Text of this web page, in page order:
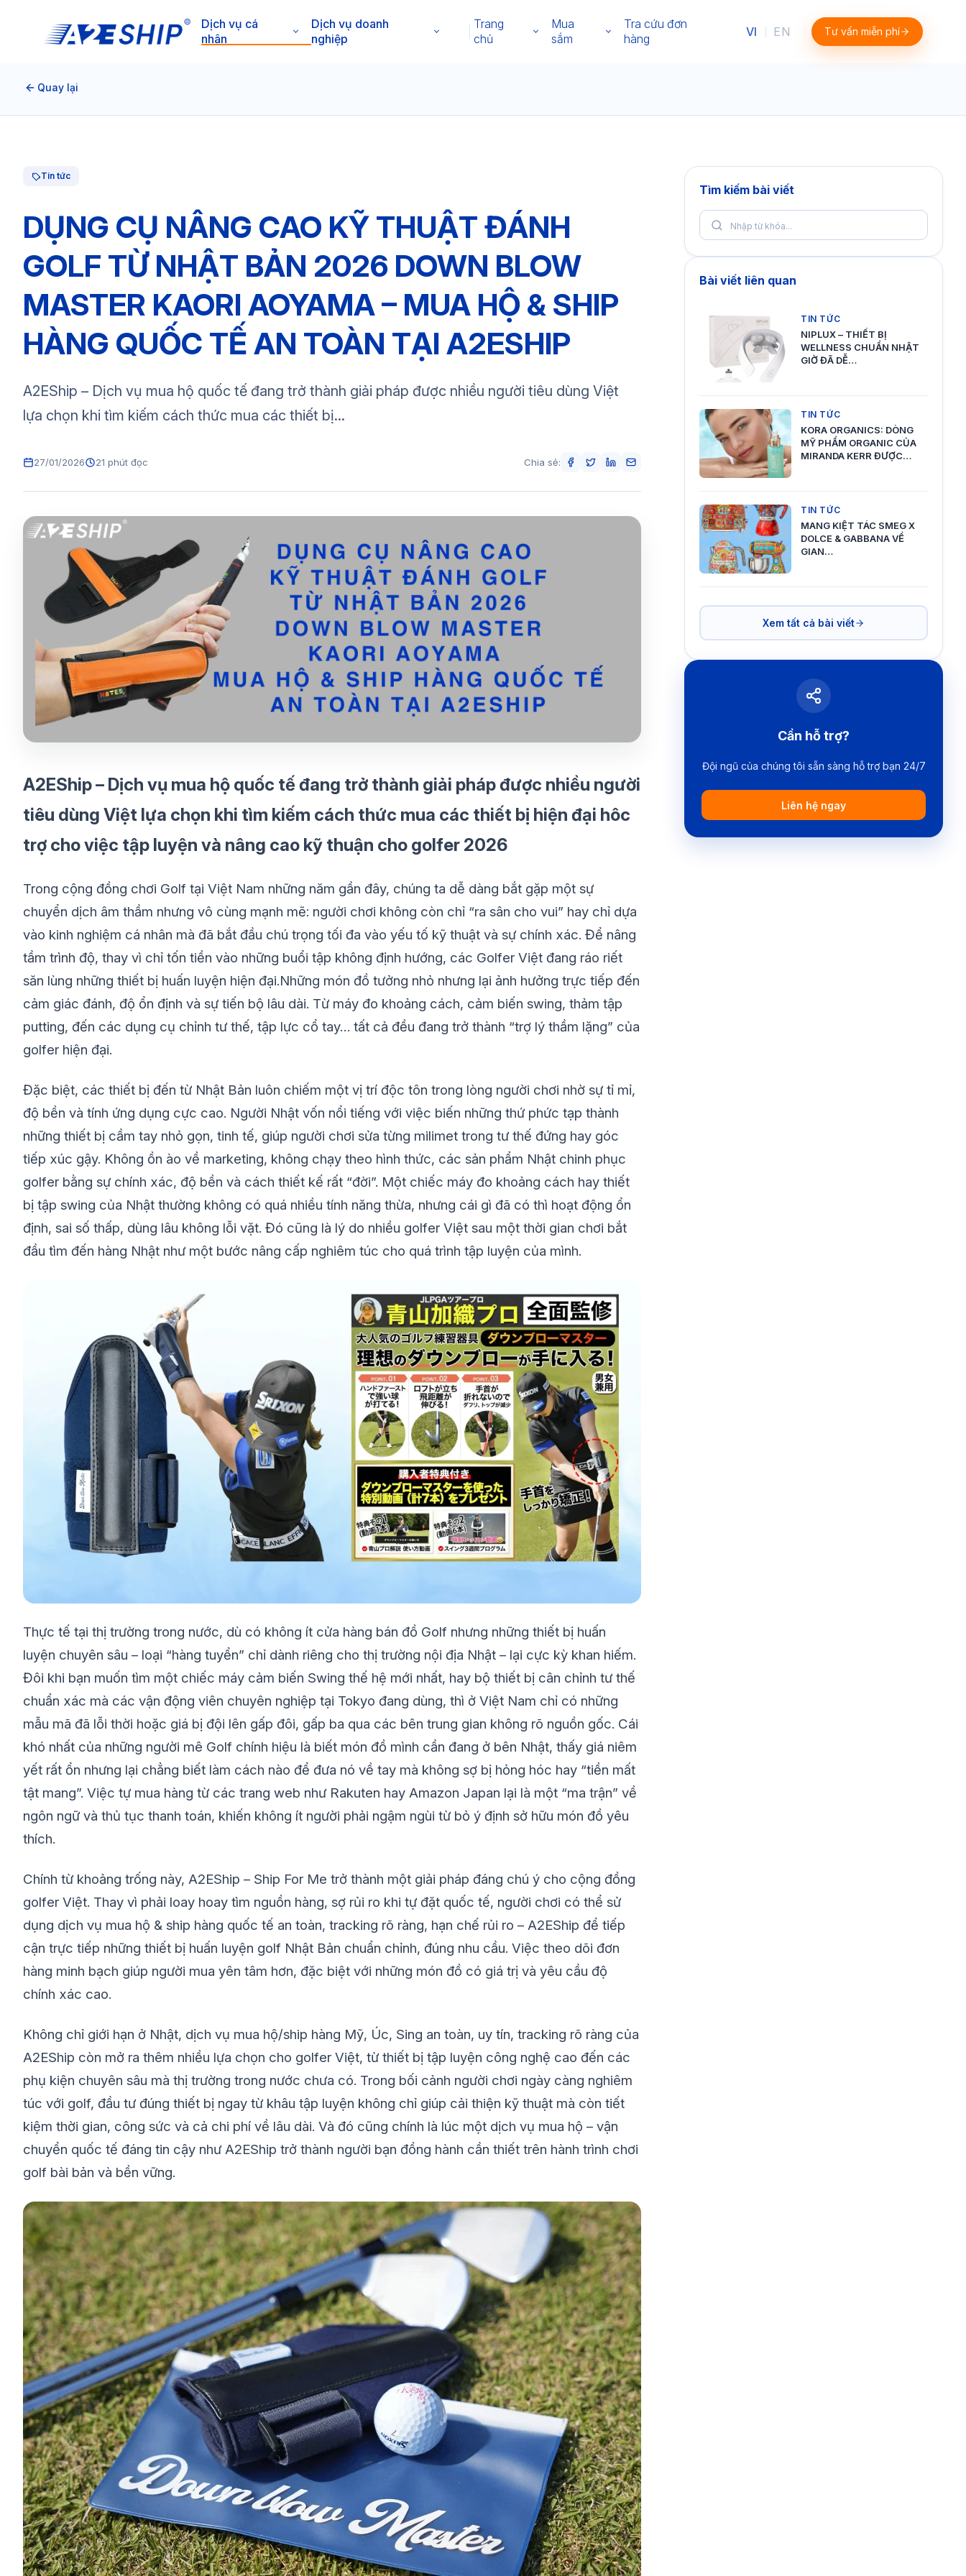
Dịch vụ cá
nhân
Dịch vụ doanh
nghiệp
Trang
chủ
Mua
sắm
Tra cứu đơn
hàng
VI EN Tư vấn miễn phí
Quay lại
Tin tức
DỤNG CỤ NÂNG CAO KỸ THUẬT ĐÁNH
GOLF TỪ NHẬT BẢN 2026 DOWN BLOW
MASTER KAORI AOYAMA – MUA HỘ & SHIP
HÀNG QUỐC TẾ AN TOÀN TẠI A2ESHIP
A2EShip – Dịch vụ mua hộ quốc tế đang trở thành giải pháp được nhiều người tiêu dùng Việt
lựa chọn khi tìm kiếm cách thức mua các thiết bị...
27/01/2026 21 phút đọc Chia sẻ:
A2EShip – Dịch vụ mua hộ quốc tế đang trở thành giải pháp được nhiều người
tiêu dùng Việt lựa chọn khi tìm kiếm cách thức mua các thiết bị hiện đại hôc
trợ cho việc tập luyện và nâng cao kỹ thuận cho golfer 2026
Trong cộng đồng chơi Golf tại Việt Nam những năm gần đây, chúng ta dễ dàng bắt gặp một sự
chuyển dịch âm thầm nhưng vô cùng mạnh mẽ: người chơi không còn chỉ “ra sân cho vui” hay chỉ dựa
vào kinh nghiệm cá nhân mà đã bắt đầu chú trọng tối đa vào yếu tố kỹ thuật và sự chính xác. Để nâng
tầm trình độ, thay vì chỉ tốn tiền vào những buổi tập không định hướng, các Golfer Việt đang ráo riết
săn lùng những thiết bị huấn luyện hiện đại.Những món đồ tưởng nhỏ nhưng lại ảnh hưởng trực tiếp đến
cảm giác đánh, độ ổn định và sự tiến bộ lâu dài. Từ máy đo khoảng cách, cảm biến swing, thảm tập
putting, đến các dụng cụ chỉnh tư thế, tập lực cổ tay… tất cả đều đang trở thành “trợ lý thầm lặng” của
golfer hiện đại.
Đặc biệt, các thiết bị đến từ Nhật Bản luôn chiếm một vị trí độc tôn trong lòng người chơi nhờ sự tỉ mỉ,
độ bền và tính ứng dụng cực cao. Người Nhật vốn nổi tiếng với việc biến những thứ phức tạp thành
những thiết bị cầm tay nhỏ gọn, tinh tế, giúp người chơi sửa từng milimet trong tư thế đứng hay góc
tiếp xúc gậy. Không ồn ào về marketing, không chạy theo hình thức, các sản phẩm Nhật chinh phục
golfer bằng sự chính xác, độ bền và cách thiết kế rất “đời”. Một chiếc máy đo khoảng cách hay thiết
bị tập swing của Nhật thường không có quá nhiều tính năng thừa, nhưng cái gì đã có thì hoạt động ổn
định, sai số thấp, dùng lâu không lỗi vặt. Đó cũng là lý do nhiều golfer Việt sau một thời gian chơi bắt
đầu tìm đến hàng Nhật như một bước nâng cấp nghiêm túc cho quá trình tập luyện của mình.
Thực tế tại thị trường trong nước, dù có không ít cửa hàng bán đồ Golf nhưng những thiết bị huấn
luyện chuyên sâu – loại “hàng tuyển” chỉ dành riêng cho thị trường nội địa Nhật – lại cực kỳ khan hiếm.
Đôi khi bạn muốn tìm một chiếc máy cảm biến Swing thế hệ mới nhất, hay bộ thiết bị cân chỉnh tư thế
chuẩn xác mà các vận động viên chuyên nghiệp tại Tokyo đang dùng, thì ở Việt Nam chỉ có những
mẫu mã đã lỗi thời hoặc giá bị đội lên gấp đôi, gấp ba qua các bên trung gian không rõ nguồn gốc. Cái
khó nhất của những người mê Golf chính hiệu là biết món đồ mình cần đang ở bên Nhật, thấy giá niêm
yết rất ổn nhưng lại chẳng biết làm cách nào để đưa nó về tay mà không sợ bị hỏng hóc hay “tiền mất
tật mang”. Việc tự mua hàng từ các trang web như Rakuten hay Amazon Japan lại là một “ma trận” về
ngôn ngữ và thủ tục thanh toán, khiến không ít người phải ngậm ngùi từ bỏ ý định sở hữu món đồ yêu
thích.
Chính từ khoảng trống này, A2EShip – Ship For Me trở thành một giải pháp đáng chú ý cho cộng đồng
golfer Việt. Thay vì phải loay hoay tìm nguồn hàng, sợ rủi ro khi tự đặt quốc tế, người chơi có thể sử
dụng dịch vụ mua hộ & ship hàng quốc tế an toàn, tracking rõ ràng, hạn chế rủi ro – A2EShip để tiếp
cận trực tiếp những thiết bị huấn luyện golf Nhật Bản chuẩn chỉnh, đúng nhu cầu. Việc theo dõi đơn
hàng minh bạch giúp người mua yên tâm hơn, đặc biệt với những món đồ có giá trị và yêu cầu độ
chính xác cao.
Không chỉ giới hạn ở Nhật, dịch vụ mua hộ/ship hàng Mỹ, Úc, Sing an toàn, uy tín, tracking rõ ràng của
A2EShip còn mở ra thêm nhiều lựa chọn cho golfer Việt, từ thiết bị tập luyện công nghệ cao đến các
phụ kiện chuyên sâu mà thị trường trong nước chưa có. Trong bối cảnh người chơi ngày càng nghiêm
túc với golf, đầu tư đúng thiết bị ngay từ khâu tập luyện không chỉ giúp cải thiện kỹ thuật mà còn tiết
kiệm thời gian, công sức và cả chi phí về lâu dài. Và đó cũng chính là lúc một dịch vụ mua hộ – vận
chuyển quốc tế đáng tin cậy như A2EShip trở thành người bạn đồng hành cần thiết trên hành trình chơi
golf bài bản và bền vững.
Tìm kiếm bài viết
Bài viết liên quan
TIN TỨC
NIPLUX – THIẾT BỊ
WELLNESS CHUẨN NHẬT
GIỜ ĐÃ DỄ…
TIN TỨC
KORA ORGANICS: DÒNG
MỸ PHẨM ORGANIC CỦA
MIRANDA KERR ĐƯỢC…
TIN TỨC
MANG KIỆT TÁC SMEG X
DOLCE & GABBANA VỀ
GIAN…
Xem tất cả bài viết
Cần hỗ trợ?
Đội ngũ của chúng tôi sẵn sàng hỗ trợ bạn 24/7
Liên hệ ngay